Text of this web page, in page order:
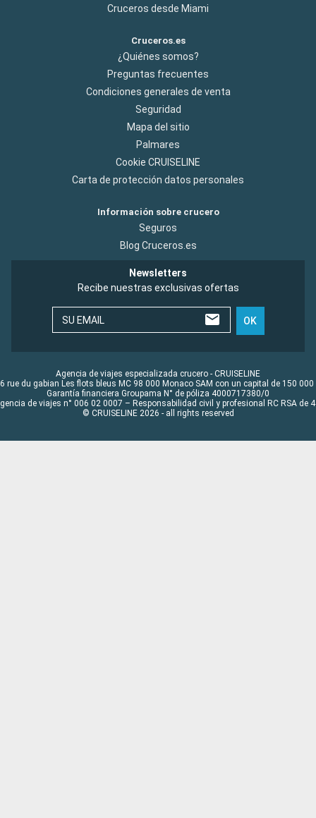
Cruceros desde Miami
Cruceros.es
¿Quiénes somos?
Preguntas frecuentes
Condiciones generales de venta
Seguridad
Mapa del sitio
Palmares
Cookie CRUISELINE
Carta de protección datos personales
Información sobre crucero
Seguros
Blog Cruceros.es
Newsletters
Recibe nuestras exclusivas ofertas
SU EMAIL OK
Agencia de viajes especializada crucero - CRUISELINE
rue du gabian Les flots bleus MC 98 000 Monaco SAM con un capital de 150 000
Garantía financiera Groupama N° de póliza 4000717380/0
de viajes n° 006 02 0007 – Responsabilidad civil y profesional RC RSA de
© CRUISELINE 2026 - all rights reserved